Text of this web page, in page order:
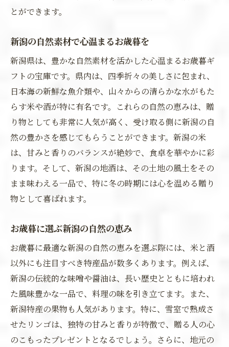
とができます。
新潟の自然素材で心温まるお歳暮を
新潟県は、豊かな自然素材を活かした心温まるお歳暮ギ
フトの宝庫です。県内は、四季折々の美しさに包まれ、
日本海の新鮮な魚介類や、山々からの清らかな水がもた
らす米や酒が特に有名です。これらの自然の恵みは、贈
り物としても非常に人気が高く、受け取る側に新潟の自
然の豊かさを感じてもらうことができます。新潟の米
は、甘みと香りのバランスが絶妙で、食卓を華やかに彩
ります。そして、新潟の地酒は、その土地の風土をその
まま味わえる一品で、特に冬の時期には心を温める贈り
物として喜ばれます。
お歳暮に選ぶ新潟の自然の恵み
お歳暮に最適な新潟の自然の恵みを選ぶ際には、米と酒
以外にも注目すべき特産品が数多くあります。例えば、
新潟の伝統的な味噌や醤油は、長い歴史とともに培われ
た風味豊かな一品で、料理の味を引き立てます。また、
新潟特産の果物も人気があります。特に、雪室で熟成さ
せたリンゴは、独特の甘みと香りが特徴で、贈る人の心
のこもったプレゼントとなるでしょう。さらに、地元の